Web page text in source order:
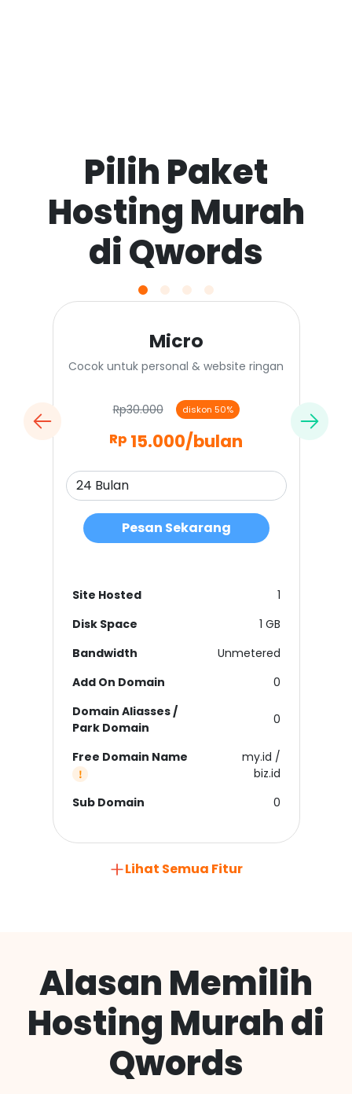
Pilih Paket
Hosting Murah
di Qwords
Micro
Cocok untuk personal & website ringan
Rp30.000 diskon 50%
Rp 15.000/bulan
Pesan Sekarang
Site Hosted
1
Disk Space
1 GB
Bandwidth
Unmetered
Add On Domain
0
Domain Aliasses /
Park Domain
0
Free Domain Name
my.id /
biz.id
Sub Domain
0
Lihat Semua Fitur
Alasan Memilih
Hosting Murah di
Qwords